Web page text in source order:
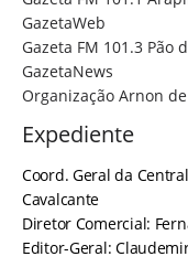
GazetaWeb
Gazeta FM 101.3 Pão
GazetaNews
Organização Arnon
Expediente
Coord. Geral da
Cavalcante
Diretor Comercial:
Editor-Geral: